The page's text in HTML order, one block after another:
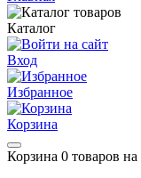
Каталог
Вход
Избранное
Корзина
Корзина 0 товаров